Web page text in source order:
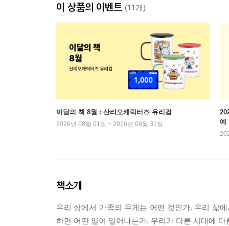
이 상품의 이벤트 (11개)
이달의 책 8월 : 산리오캐릭터즈 유리컵
2026년 08월 01일 ~ 2026년 08월 31일
예
책소개
우리 삶에서 가족의 무게는 어떤 것인가. 우리 삶
하면 어떤 일이 일어나는가. 우리가 다른 시대에